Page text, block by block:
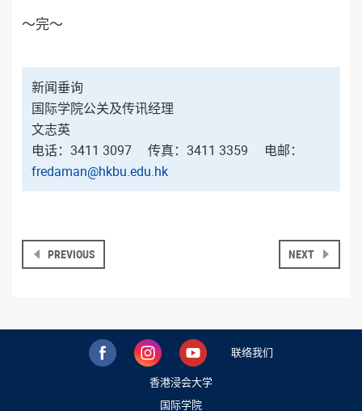
～完～
新闻垂询
国际学院公关及传讯经理
文志英
电话：3411 3097 传真：3411 3359 电邮：
fredaman@hkbu.edu.hk
PREVIOUS NEXT
联络我们
香港浸会大学
国际学院